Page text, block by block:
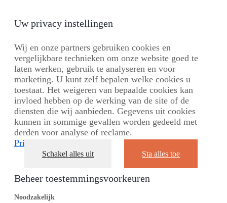
Uw privacy instellingen
Wij en onze partners gebruiken cookies en
vergelijkbare technieken om onze website goed te
laten werken, gebruik te analyseren en voor
marketing. U kunt zelf bepalen welke cookies u
toestaat. Het weigeren van bepaalde cookies kan
invloed hebben op de werking van de site of de
diensten die wij aanbieden. Gegevens uit cookies
kunnen in sommige gevallen worden gedeeld met
derden voor analyse of reclame.
Privacybeleid
Schakel alles uit Sta alles toe
Beheer toestemmingsvoorkeuren
Noodzakelijk